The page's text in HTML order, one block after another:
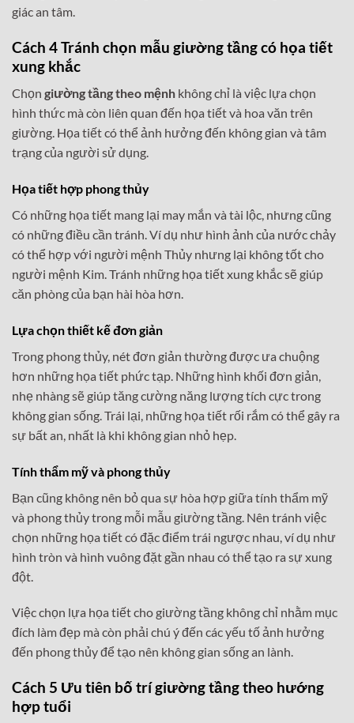
giác an tâm.
Cách 4 Tránh chọn mẫu giường tầng có họa tiết
xung khắc
Chọn giường tầng theo mệnh không chỉ là việc lựa chọn
hình thức mà còn liên quan đến họa tiết và hoa văn trên
giường. Họa tiết có thể ảnh hưởng đến không gian và tâm
trạng của người sử dụng.
Họa tiết hợp phong thủy
Có những họa tiết mang lại may mắn và tài lộc, nhưng cũng
có những điều cần tránh. Ví dụ như hình ảnh của nước chảy
có thể hợp với người mệnh Thủy nhưng lại không tốt cho
người mệnh Kim. Tránh những họa tiết xung khắc sẽ giúp
căn phòng của bạn hài hòa hơn.
Lựa chọn thiết kế đơn giản
Trong phong thủy, nét đơn giản thường được ưa chuộng
hơn những họa tiết phức tạp. Những hình khối đơn giản,
nhẹ nhàng sẽ giúp tăng cường năng lượng tích cực trong
không gian sống. Trái lại, những họa tiết rối rắm có thể gây ra
sự bất an, nhất là khi không gian nhỏ hẹp.
Tính thẩm mỹ và phong thủy
Bạn cũng không nên bỏ qua sự hòa hợp giữa tính thẩm mỹ
và phong thủy trong mỗi mẫu giường tầng. Nên tránh việc
chọn những họa tiết có đặc điểm trái ngược nhau, ví dụ như
hình tròn và hình vuông đặt gần nhau có thể tạo ra sự xung
đột.
Việc chọn lựa họa tiết cho giường tầng không chỉ nhằm mục
đích làm đẹp mà còn phải chú ý đến các yếu tố ảnh hưởng
đến phong thủy để tạo nên không gian sống an lành.
Cách 5 Ưu tiên bố trí giường tầng theo hướng
hợp tuổi